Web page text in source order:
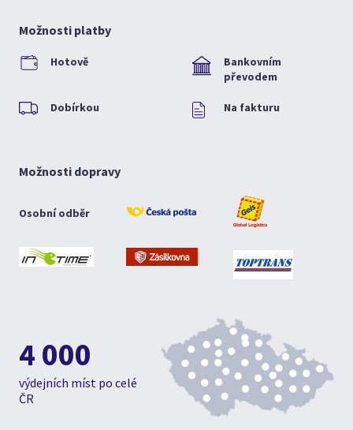
Možnosti platby
Hotově
Bankovním
převodem
Dobírkou Na fakturu
Možnosti dopravy
Osobní odběr
4 000
výdejních míst po celé
ČR